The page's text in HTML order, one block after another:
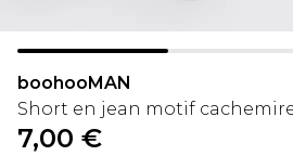
boohooMAN
Short en jean motif
7,00 €